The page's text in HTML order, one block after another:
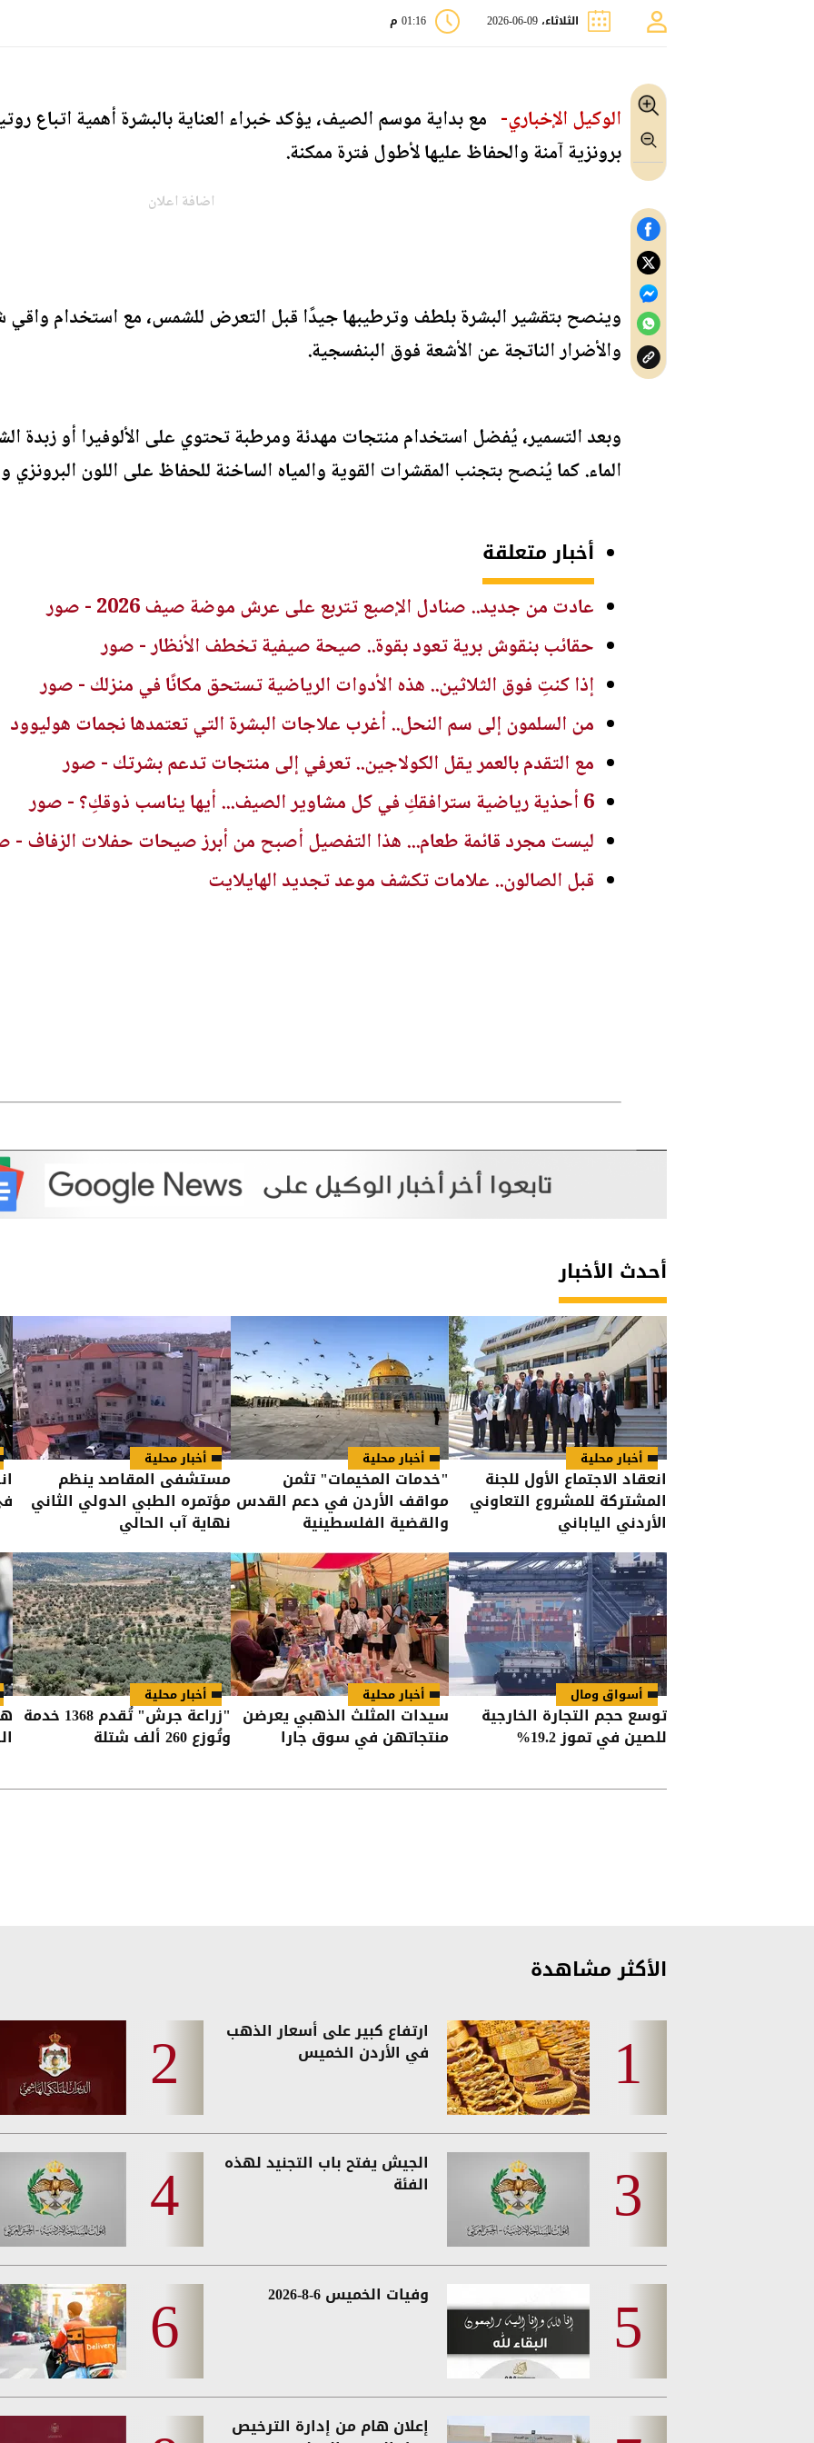
الثلاثاء، 09-06-2026 01:16 م
الوكيل الإخباري- مع بداية موسم الصيف، يؤكد خبراء العناية بالبشرة أهمية اتباع
برونزية آمنة والحفاظ عليها لأطول فترة ممكنة.
اضافة اعلان
وينصح بتقشير البشرة بلطف وترطيبها جيدًا قبل التعرض للشمس، مع استخدام
والأضرار الناتجة عن الأشعة فوق البنفسجية.
وبعد التسمير، يُفضل استخدام منتجات مهدئة ومرطبة تحتوي على الألوفيرا أو زبدة
الماء. كما يُنصح بتجنب المقشرات القوية والمياه الساخنة للحفاظ على اللون
أخبار متعلقة
عادت من جديد.. صنادل الإصبع تتربع على عرش موضة صيف 2026 - صور
حقائب بنقوش برية تعود بقوة.. صيحة صيفية تخطف الأنظار - صور
إذا كنتِ فوق الثلاثين.. هذه الأدوات الرياضية تستحق مكانًا في منزلك - صور
من السلمون إلى سم النحل.. أغرب علاجات البشرة التي تعتمدها نجمات هوليوود
مع التقدم بالعمر يقل الكولاجين.. تعرفي إلى منتجات تدعم بشرتك - صور
6 أحذية رياضية سترافقكِ في كل مشاوير الصيف... أيها يناسب ذوقكِ؟ - صور
ليست مجرد قائمة طعام... هذا التفصيل أصبح من أبرز صيحات حفلات الزفاف -
قبل الصالون.. علامات تكشف موعد تجديد الهايلايت
أحدث الأخبار
أخبار محلية
انعقاد الاجتماع الأول للجنة
المشتركة للمشروع التعاوني
الأردني الياباني
أخبار محلية
"خدمات المخيمات" تثمن
مواقف الأردن في دعم القدس
والقضية الفلسطينية
أخبار محلية
مستشفى المقاصد ينظم
مؤتمره الطبي الدولي الثاني
نهاية آب الحالي
أسواق ومال
توسع حجم التجارة الخارجية
للصين في تموز 19.2%
أخبار محلية
سيدات المثلث الذهبي يعرضن
منتجاتهن في سوق جارا
أخبار محلية
"زراعة جرش" تُقدم 1368 خدمة
وتُوزع 260 ألف شتلة
الأكثر مشاهدة
ارتفاع كبير على أسعار الذهب
في الأردن الخميس
الجيش يفتح باب التجنيد لهذه
الفئة
وفيات الخميس 6-8-2026
إعلان هام من إدارة الترخيص